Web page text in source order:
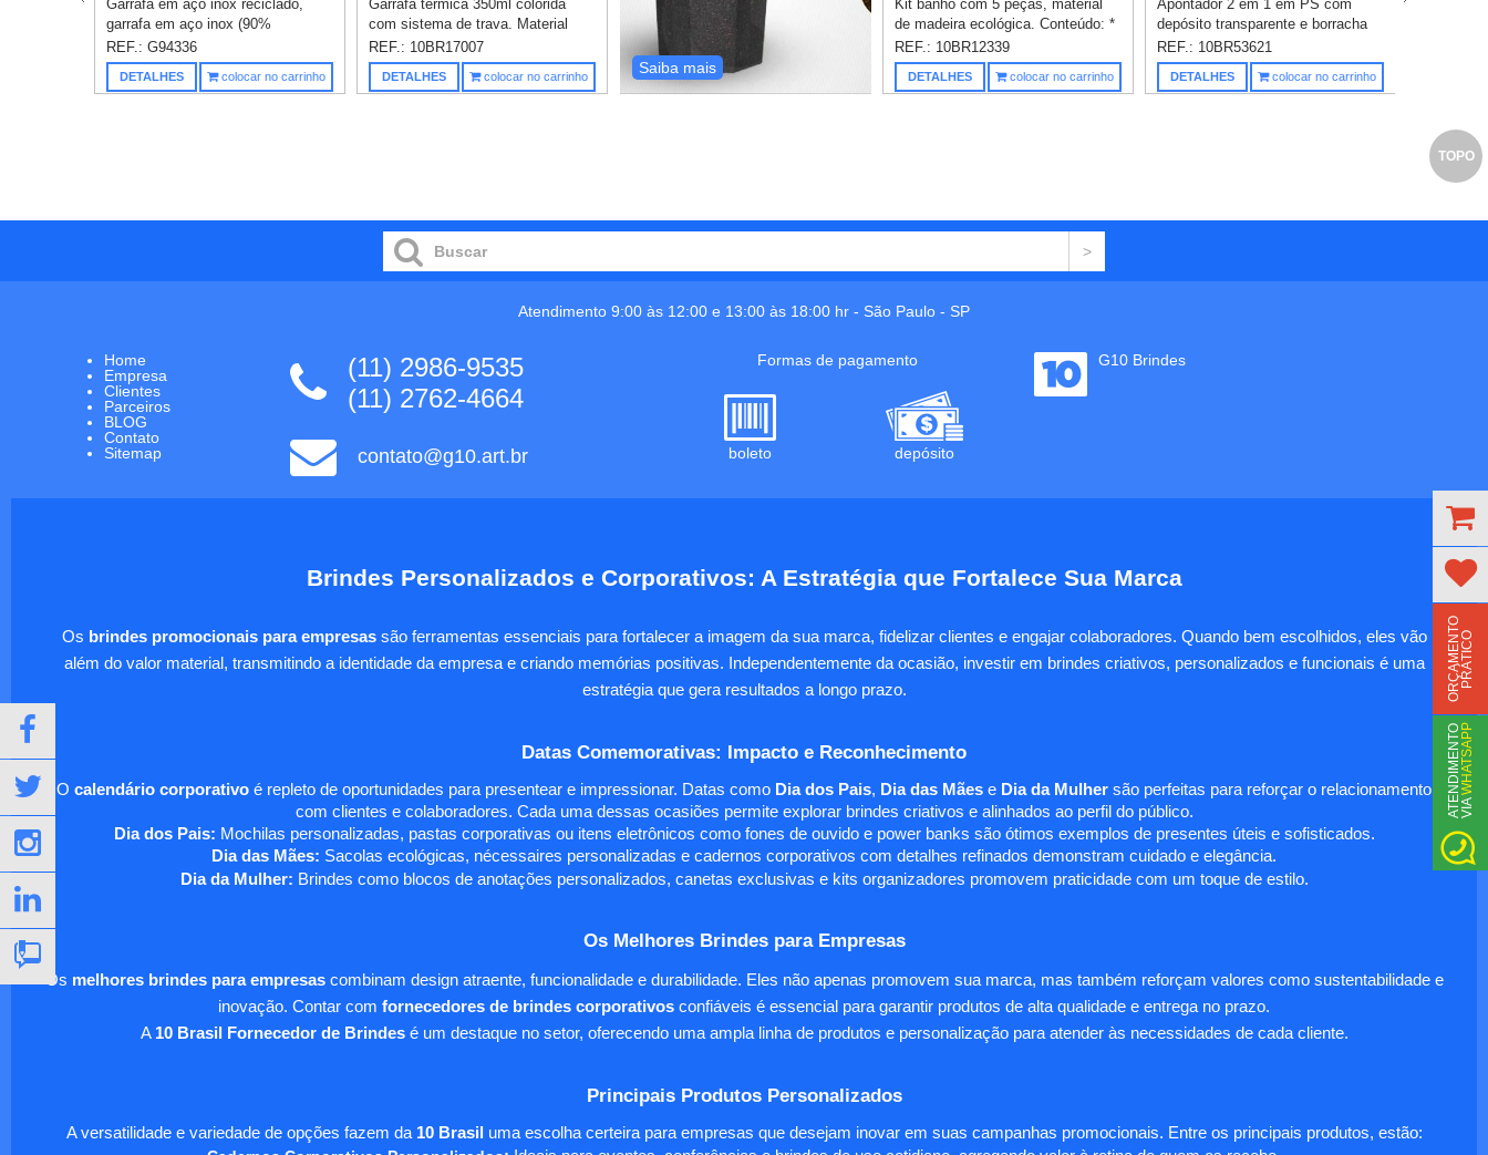
Garrafa em aço inox reciclado,
garrafa em aço inox (90%
reciclado) de parede dupla térmica,
isolada a vácuo. Com tampa e
base em bambu. Capacidade até
REF.: G94336
DETALHES colocar no carrinho
Garrafa térmica 350ml colorida
com sistema de trava. Material
metálico com revestimento interno
em inox, possui tampa plástica
fosca com borracha interna p...
REF.: 10BR17007
DETALHES colocar no carrinho
Saiba mais
Kit banho com 5 peças, material
de madeira ecológica. Conteúdo: *
1 Espelho * 1 Escova * 1
Massageador * 1 Bucha de banho *
1 Esponja de banho Incluso grav...
REF.: 10BR12339
DETALHES colocar no carrinho
Apontador 2 em 1 em PS com
depósito transparente e borracha
com tampa. Disponível em várias
cores. 41 x 60 x 23 mm. Gravação
em silk 1 (1 lado) cor já incl...
REF.: 10BR53621
DETALHES colocar no carrinho
TOPO
Atendimento 9:00 às 12:00 e 13:00 às 18:00 hr - São Paulo - SP
Home
Empresa
Clientes
Parceiros
BLOG
Contato
Sitemap
(11) 2986-9535
(11) 2762-4664
contato@g10.art.br
Formas de pagamento
boleto depósito
G10 Brindes
Brindes Personalizados e Corporativos: A Estratégia que Fortalece Sua Marca
Os brindes promocionais para empresassão ferramentas essenciais para fortalecer a imagem da sua marca, fidelizar clientes e engajar colaboradores. Quando bem escolhidos, eles vão
além do valor material, transmitindo a identidade da empresa e criando memórias positivas. Independentemente da ocasião, investir em brindes criativos, personalizados e funcionais é uma
estratégia que gera resultados a longo prazo.
Datas Comemorativas: Impacto e Reconhecimento
O calendário corporativo é repleto de oportunidades para presentear e impressionar. Datas como Dia dos Pais, Dia das Mães e Dia da Mulher são perfeitas para reforçar o relacionamento
com clientes e colaboradores. Cada uma dessas ocasiões permite explorar brindes criativos e alinhados ao perfil do público.
Dia dos Pais: Mochilas personalizadas, pastas corporativas ou itens eletrônicos como fones de ouvido e power banks são ótimos exemplos de presentes úteis e sofisticados.
Dia das Mães: Sacolas ecológicas, nécessaires personalizadas e cadernos corporativos com detalhes refinados demonstram cuidado e elegância.
Dia da Mulher: Brindes como blocos de anotações personalizados, canetas exclusivas e kits organizadores promovem praticidade com um toque de estilo.
Os Melhores Brindes para Empresas
Os melhores brindes para empresascombinam design atraente, funcionalidade e durabilidade. Eles não apenas promovem sua marca, mas também reforçam valores como sustentabilidade e
inovação. Contar com fornecedores de brindes corporativos confiáveis é essencial para garantir produtos de alta qualidade e entrega no prazo.
A 10 Brasil Fornecedor de Brindesé um destaque no setor, oferecendo uma ampla linha de produtos e personalização para atender às necessidades de cada cliente.
Principais Produtos Personalizados
A versatilidade e variedade de opções fazem da 10 Brasil uma escolha certeira para empresas que desejam inovar em suas campanhas promocionais. Entre os principais produtos, estão:
O
R
Ç
A
M
E
N
T
O
P
R
Á
T
I
CO
A
TE
N
D
I
M
E
N
T
O
V
I
AWHATSAPP